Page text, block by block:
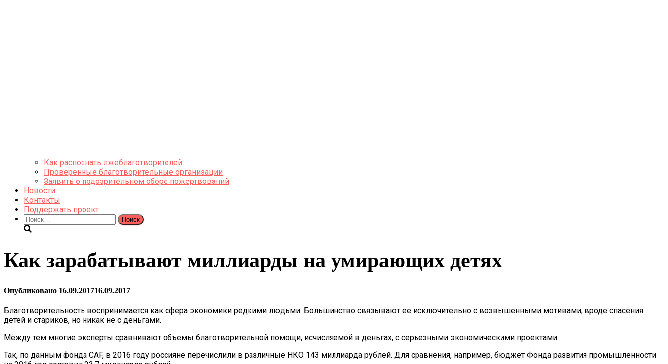
Как распознать лжеблаготворителей
Проверенные благотворительные организации
Заявить о подозрительном сборе пожертвований
Новости
Контакты
Поддержать проект
Найти:
Как зарабатывают миллиарды на умирающих детях
Опубликовано 16.09.201716.09.2017
Благотворительность воспринимается как сфера экономики редкими людьми. Большинство связывают ее исключительно с возвышенными мотивами, вроде спасения
детей и стариков, но никак не с деньгами.
Между тем многие эксперты сравнивают объемы благотворительной помощи, исчисляемой в деньгах, с серьезными экономическими проектами.
Так, по данным фонда CAF, в 2016 году россияне перечислили в различные НКО 143 миллиарда рублей. Для сравнения, например, бюджет Фонда развития промышленности